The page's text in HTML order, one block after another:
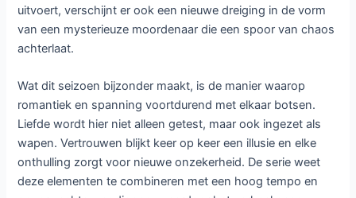
uitvoert, verschijnt er ook een nieuwe dreiging in de vorm
van een mysterieuze moordenaar die een spoor van chaos
achterlaat.
Wat dit seizoen bijzonder maakt, is de manier waarop
romantiek en spanning voortdurend met elkaar botsen.
Liefde wordt hier niet alleen getest, maar ook ingezet als
wapen. Vertrouwen blijkt keer op keer een illusie en elke
onthulling zorgt voor nieuwe onzekerheid. De serie weet
deze elementen te combineren met een hoog tempo en